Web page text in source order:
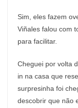
Sim, eles fazem
Viñales falou com
para facilitar.
Cheguei por volta
in na casa que
surpresinha foi
descobrir que não